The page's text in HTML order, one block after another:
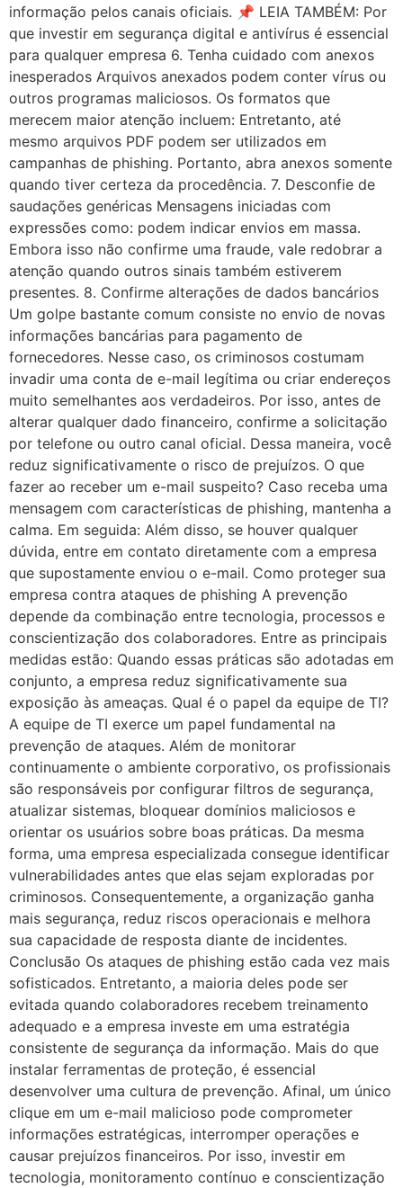
informação pelos canais oficiais. 📌 LEIA TAMBÉM: Por
que investir em segurança digital e antivírus é essencial
para qualquer empresa 6. Tenha cuidado com anexos
inesperados Arquivos anexados podem conter vírus ou
outros programas maliciosos. Os formatos que
merecem maior atenção incluem: Entretanto, até
mesmo arquivos PDF podem ser utilizados em
campanhas de phishing. Portanto, abra anexos somente
quando tiver certeza da procedência. 7. Desconfie de
saudações genéricas Mensagens iniciadas com
expressões como: podem indicar envios em massa.
Embora isso não confirme uma fraude, vale redobrar a
atenção quando outros sinais também estiverem
presentes. 8. Confirme alterações de dados bancários
Um golpe bastante comum consiste no envio de novas
informações bancárias para pagamento de
fornecedores. Nesse caso, os criminosos costumam
invadir uma conta de e-mail legítima ou criar endereços
muito semelhantes aos verdadeiros. Por isso, antes de
alterar qualquer dado financeiro, confirme a solicitação
por telefone ou outro canal oficial. Dessa maneira, você
reduz significativamente o risco de prejuízos. O que
fazer ao receber um e-mail suspeito? Caso receba uma
mensagem com características de phishing, mantenha a
calma. Em seguida: Além disso, se houver qualquer
dúvida, entre em contato diretamente com a empresa
que supostamente enviou o e-mail. Como proteger sua
empresa contra ataques de phishing A prevenção
depende da combinação entre tecnologia, processos e
conscientização dos colaboradores. Entre as principais
medidas estão: Quando essas práticas são adotadas em
conjunto, a empresa reduz significativamente sua
exposição às ameaças. Qual é o papel da equipe de TI?
A equipe de TI exerce um papel fundamental na
prevenção de ataques. Além de monitorar
continuamente o ambiente corporativo, os profissionais
são responsáveis por configurar filtros de segurança,
atualizar sistemas, bloquear domínios maliciosos e
orientar os usuários sobre boas práticas. Da mesma
forma, uma empresa especializada consegue identificar
vulnerabilidades antes que elas sejam exploradas por
criminosos. Consequentemente, a organização ganha
mais segurança, reduz riscos operacionais e melhora
sua capacidade de resposta diante de incidentes.
Conclusão Os ataques de phishing estão cada vez mais
sofisticados. Entretanto, a maioria deles pode ser
evitada quando colaboradores recebem treinamento
adequado e a empresa investe em uma estratégia
consistente de segurança da informação. Mais do que
instalar ferramentas de proteção, é essencial
desenvolver uma cultura de prevenção. Afinal, um único
clique em um e-mail malicioso pode comprometer
informações estratégicas, interromper operações e
causar prejuízos financeiros. Por isso, investir em
tecnologia, monitoramento contínuo e conscientização